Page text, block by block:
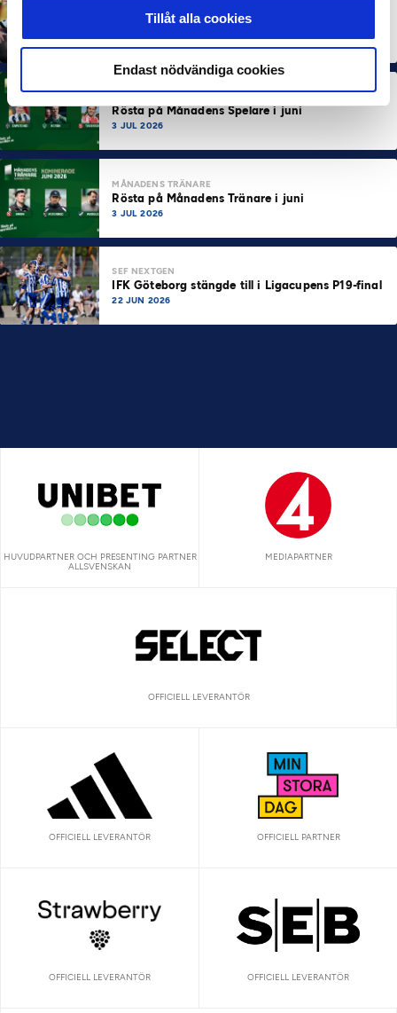
Tillåt alla cookies
Endast nödvändiga cookies
MÅNADENS SPELARE
Dubbla Landskrona-priser när juni summeras
10 JUL 2026
Rösta på Månadens Spelare i juni
3 JUL 2026
MÅNADENS TRÄNARE
Rösta på Månadens Tränare i juni
3 JUL 2026
SEF NEXTGEN
IFK Göteborg stängde till i Ligacupens P19-final
22 JUN 2026
HUVUDPARTNER OCH PRESENTING PARTNER
ALLSVENSKAN
MEDIAPARTNER
OFFICIELL LEVERANTÖR
OFFICIELL LEVERANTÖR OFFICIELL PARTNER
OFFICIELL LEVERANTÖR OFFICIELL LEVERANTÖR